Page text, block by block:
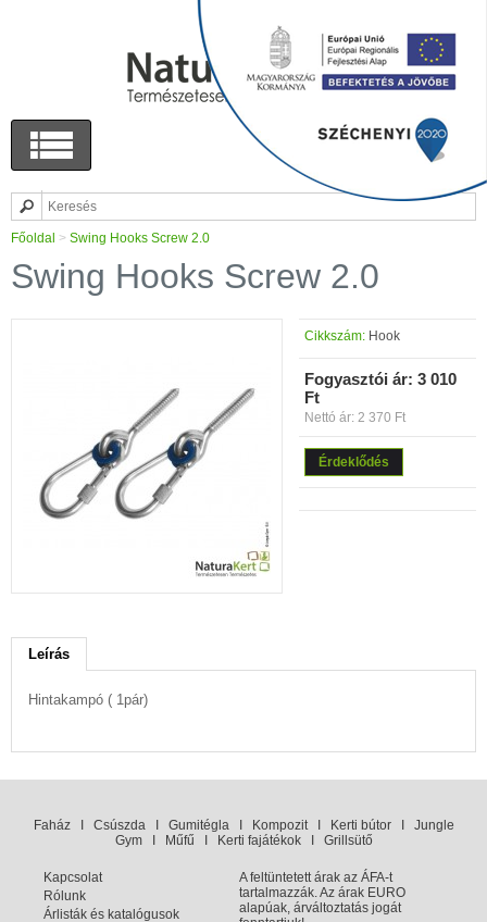
Főoldal > Swing Hooks Screw 2.0
Swing Hooks Screw 2.0
Cikkszám: Hook
Fogyasztói ár: 3 010
Ft
Nettó ár: 2 370 Ft
Érdeklődés
Leírás
Hintakampó ( 1pár)
FaházI CsúszdaI GumitéglaI KompozitI Kerti bútorI Jungle
GymI Műfű Kerti fajátékokI Grillsütő
Kapcsolat
Rólunk
Árlisták és katalógusok
A feltüntetett árak az ÁFA-t
tartalmazzák. Az árak EURO
alapúak, árváltoztatás jogát